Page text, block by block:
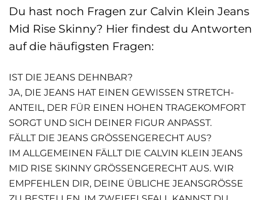
Du hast noch Fragen zur Calvin Klein Jeans
Mid Rise Skinny? Hier findest du Antworten
auf die häufigsten Fragen:
IST DIE JEANS DEHNBAR?
JA, DIE JEANS HAT EINEN GEWISSEN STRETCH-
ANTEIL, DER FÜR EINEN HOHEN TRAGEKOMFORT
SORGT UND SICH DEINER FIGUR ANPASST.
FÄLLT DIE JEANS GRÖSSENGERECHT AUS?
IM ALLGEMEINEN FÄLLT DIE CALVIN KLEIN JEANS
MID RISE SKINNY GRÖSSENGERECHT AUS. WIR E
MPFEHLEN DIR, DEINE ÜBLICHE JEANSGRÖSSE ZU